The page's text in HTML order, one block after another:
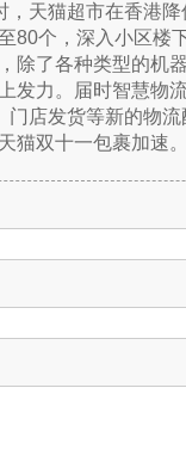
，天猫超市在香港
80个，深入小区楼下
除了各种类型的机
发力。届时智慧物
门店发货等新的物
猫双十一包裹加速。